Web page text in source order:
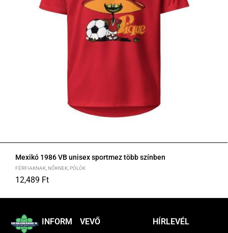
Mexikó 1986 VB unisex sportmez több színben
FÉRFIAKNAK NŐKNEK PÓLÓK
12,489 Ft
INFORM
VEVŐ HÍRLEVÉL